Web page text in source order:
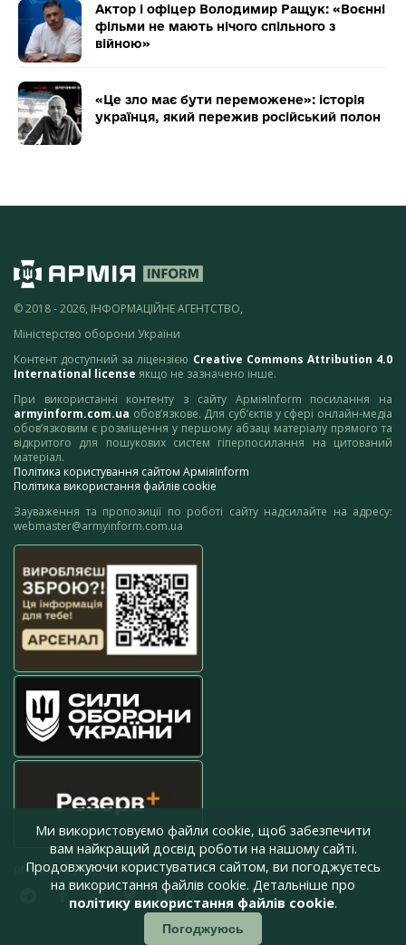
Актор і офіцер Володимир Ращук: «Воєнні
фільми не мають нічого спільного з
війною»
«Це зло має бути переможене»: історія
українця, який пережив російський полон
© 2018 - 2026, ІНФОРМАЦІЙНЕ АГЕНТСТВО,
Міністерство оборони України
Контент доступний за ліцензією Creative Commons Attribution 4.0
International license якщо не зазначено інше.
При використанні контенту з сайту АрміяInform посилання на
armyinform.com.ua обов’язкове. Для суб’єктів у сфері онлайн-медіа
обов’язковим є розміщення у першому абзаці матеріалу прямого та
відкритого для пошукових систем гіперпосилання на цитований
матеріал.
Політика користування сайтом АрміяInform
Політика використання файлів cookie
Зауваження та пропозиції по роботі сайту надсилайте на адресу:
webmaster@armyinform.com.ua
press@armyinform.com.ua
Ми використовуємо файли cookie, щоб забезпечити
вам найкращий досвід роботи на нашому сайті.
Продовжуючи користуватися сайтом, ви погоджуєтесь
на використання файлів cookie. Детальніше про
політику використання файлів cookie.
Погоджуюсь